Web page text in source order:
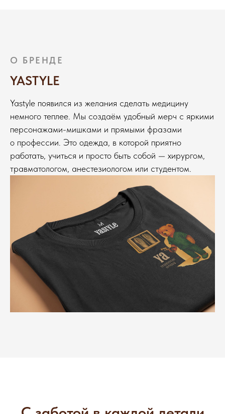
О БРЕНДЕ
YASTYLE
Yastyle появился из желания сделать медицину
немного теплее. Мы создаём удобный мерч с яркими
персонажами-мишками и прямыми фразами
о профессии. Это одежда, в которой приятно
работать, учиться и просто быть собой — хирургом,
травматологом, анестезиологом или студентом.